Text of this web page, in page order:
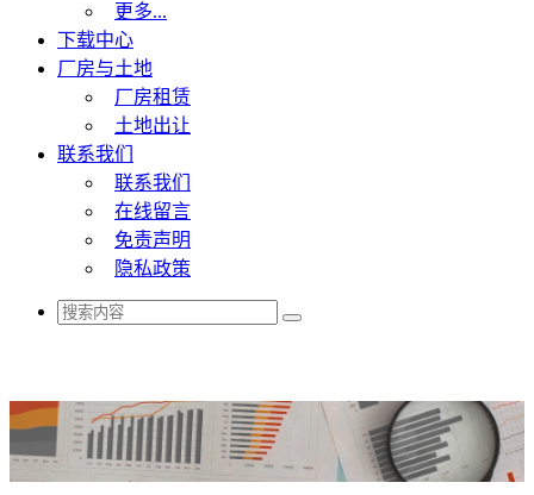
更多...
下载中心
厂房与土地
厂房租赁
土地出让
联系我们
联系我们
在线留言
免责声明
隐私政策